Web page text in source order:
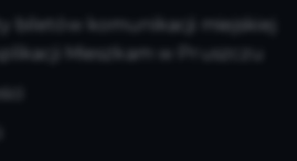
biletów komunikacji miejskiej
Mieszkam w Pruszczu